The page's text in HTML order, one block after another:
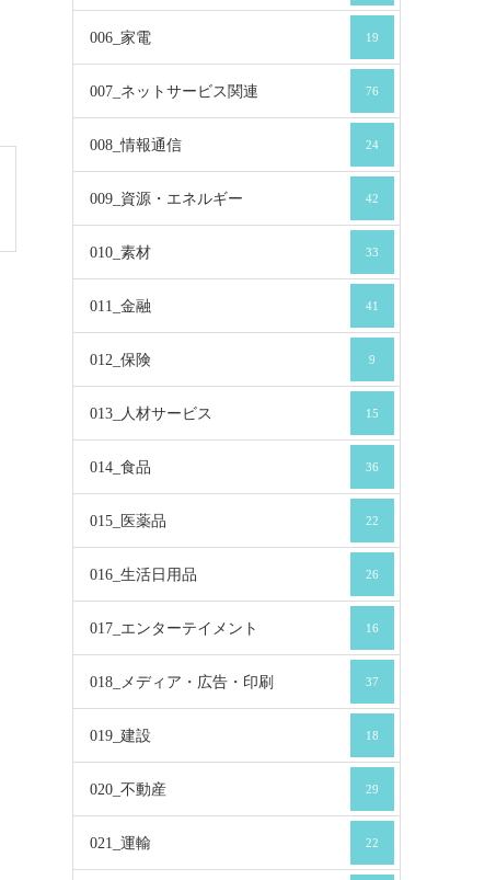
006_家電 19
007_ネットサービス関連 76
008_情報通信 24
009_資源・エネルギー 42
010_素材 33
011_金融 41
012_保険 9
013_人材サービス 15
014_食品 36
015_医薬品 22
016_生活日用品 26
017_エンターテイメント 16
018_メディア・広告・印刷 37
019_建設 18
020_不動産 29
021_運輸 22